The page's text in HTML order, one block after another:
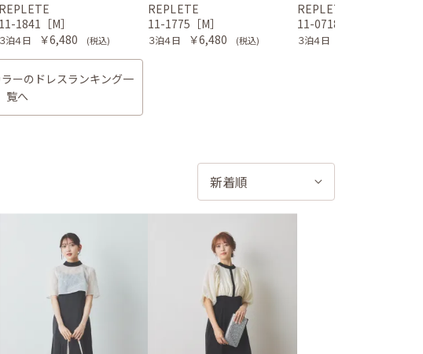
REPLETE
11-1841［M］
３泊４日 ￥6,480 (税込)
REPLETE
11-1775［M］
３泊４日 ￥6,480 (税込)
REPLETE
11-0718［M,マタニティ
３泊４日
ーのドレスランキング一
覧へ